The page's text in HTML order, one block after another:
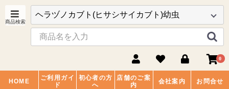
0
HOME
ご利用ガイ
ド
初心者の方
へ
店舗のご案
内
会社案内 お問合せ